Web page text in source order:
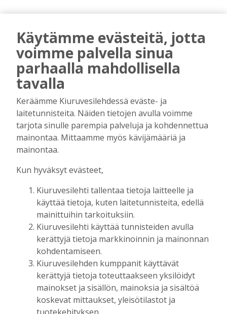
AIEMMIN AIHEESTA
Uuden televisiosarjan kuvauksissa käy
hyörinä – Katso kuvista, miltä
kuvauspaikalla Kiuruveden keskustassa
näyttää
Tilaajille
Hanna Soini 31.7.2026 14:51
Kauppojen perustaminen maaseudulle
sallittiin 1860-luvun alussa – vähitellen
Tilaajille
Perinteiset Eloajelut järjestetään ensi
viikolla – luvassa on jälleen monipuolista
ohjelmaa
Tilaajille
Aku Laatikainen
Äiti ja tytär kirjoittavat sodasta ja
siirtolaisuudesta – kirjojen päähenkilöt ja
toinen kirjoittaja ovat kotoisin
Kiuruveden Ruutanalta
Käytämme evästeitä, jotta
voimme palvella sinua
parhaalla mahdollisella
tavalla
Keräämme Kiuruvesilehdessä eväste- ja
laitetunnisteita. Näiden tietojen avulla voimme
tarjota sinulle parempia palveluja ja kohdennettua
mainontaa. Mittaamme myös kävijämääriä ja
mainontaa.
Kun hyväksyt evästeet,
Kiuruvesilehti tallentaa tietoja laitteelle ja
käyttää tietoja, kuten laitetunnisteita, edellä
mainittuihin tarkoituksiin.
Kiuruvesilehti käyttää tunnisteiden avulla
kerättyjä tietoja markkinoinnin ja mainonnan
kohdentamiseen.
Kiuruvesilehden kumppanit käyttävät
kerättyjä tietoja toteuttaakseen yksilöidyt
mainokset ja sisällön, mainoksia ja sisältöä
koskevat mittaukset, yleisötilastot ja